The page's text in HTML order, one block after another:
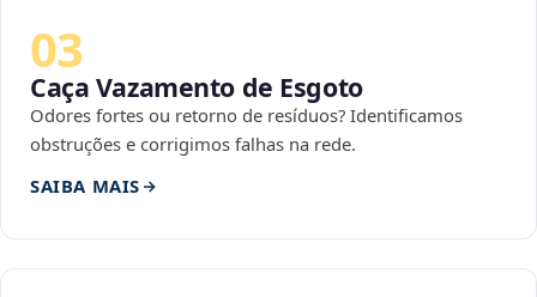
03
Caça Vazamento de Esgoto
Odores fortes ou retorno de resíduos? Identificamos
obstruções e corrigimos falhas na rede.
SAIBA MAIS